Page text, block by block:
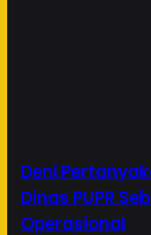
Deni
Dinas PUPR
Operasional